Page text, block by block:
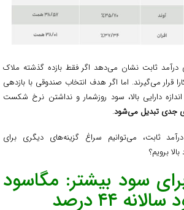
درآمد ثابت نشان می‌دهد اگر فقط بازده گذشته ملاک
قرار می‌گیرند. اما اگر هدف انتخاب صندوقی با بازدهی
به ۴۰ درصد، اندازه دارایی بالا، سود روزشمار و نداشتن نرخ شکست
جدی تبدیل می‌شود.
ثابت، می‌توانیم سراغ گزینه‌های دیگری برای
برویم؟
سود بیشتر: مگاسود
۴۴ درصد